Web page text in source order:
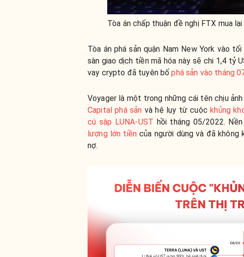
Tòa án chấp thuận đề nghị FTX mua
Tòa án phá sản quận Nam New York vào
sàn giao dịch tiền mã hóa này sẽ chi 1,4 tỷ
vay crypto đã tuyên bốphá sản vào tháng
Voyager là một trong những cái tên chịu
Capital phá sản và hệ lụy từ cuộckhủng
cú sập LUNA-UST hồi tháng 05/2022.
lượng lớn tiền của người dùng và đã không
nợ.